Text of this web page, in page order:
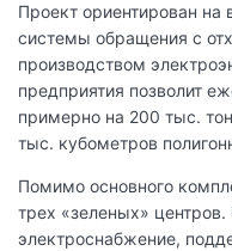
Проект ориентирован на
системы обращения с
производством
предприятия позволит
примерно на 200 тыс.
тыс. кубометров
Помимо основного
трех «зеленых»
электроснабжение,